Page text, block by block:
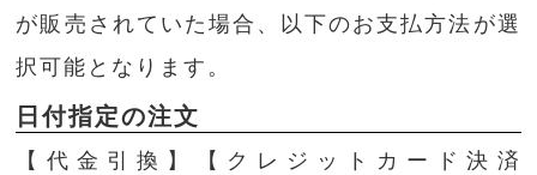
が販売されていた場合、以下のお支払方法が選
択可能となります。
日付指定の注文
【代金引換】【クレジットカード決済